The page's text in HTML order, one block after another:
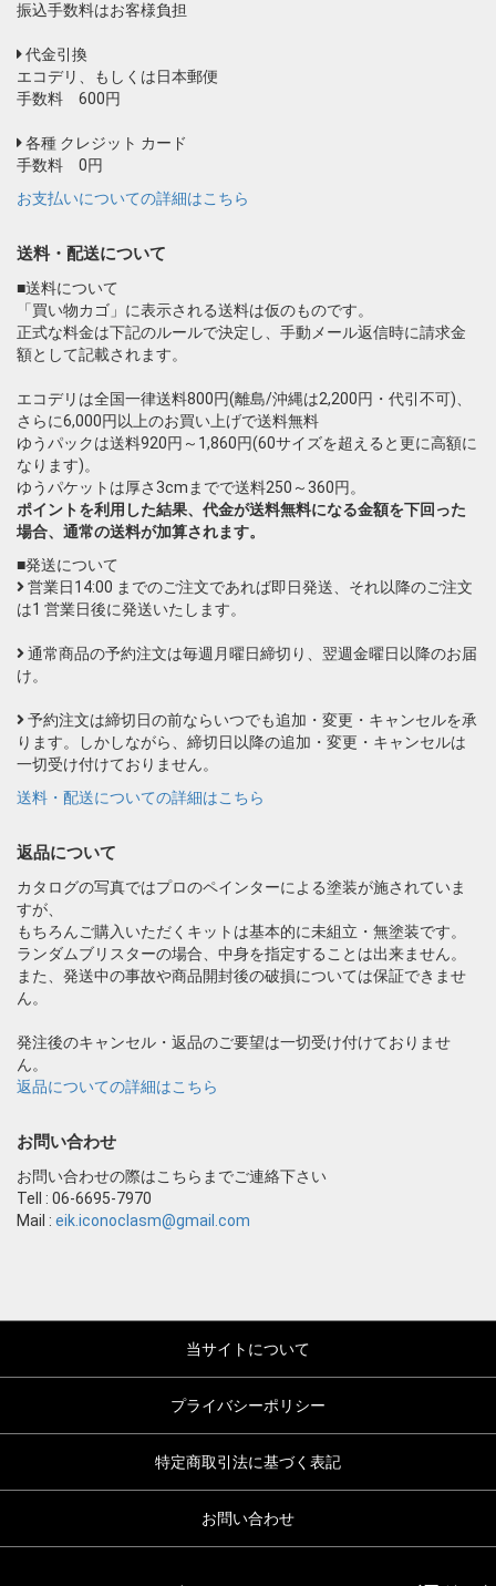
振込手数料はお客様負担
代金引換
エコデリ、もしくは日本郵便
手数料 600円
各種 クレジット カード
手数料 0円
お支払いについての詳細はこちら
送料・配送について
■送料について
「買い物カゴ」に表示される送料は仮のものです。
正式な料金は下記のルールで決定し、手動メール返信時に請求金
額として記載されます。
エコデリは全国一律送料800円(離島/沖縄は2,200円・代引不可)、
さらに6,000円以上のお買い上げで送料無料
ゆうパックは送料920円～1,860円(60サイズを超えると更に高額に
なります)。
ゆうパケットは厚さ3cmまでで送料250～360円。
ポイントを利用した結果、代金が送料無料になる金額を下回った
場合、通常の送料が加算されます。
■発送について
営業日14:00 までのご注文であれば即日発送、それ以降のご注文
は1 営業日後に発送いたします。
通常商品の予約注文は毎週月曜日締切り、翌週金曜日以降のお届
け。
予約注文は締切日の前ならいつでも追加・変更・キャンセルを承
ります。しかしながら、締切日以降の追加・変更・キャンセルは
一切受け付けておりません。
送料・配送についての詳細はこちら
返品について
カタログの写真ではプロのペインターによる塗装が施されていま
すが、
もちろんご購入いただくキットは基本的に未組立・無塗装です。
ランダムブリスターの場合、中身を指定することは出来ません。
また、発送中の事故や商品開封後の破損については保証できませ
ん。
発注後のキャンセル・返品のご要望は一切受け付けておりませ
ん。
返品についての詳細はこちら
お問い合わせ
お問い合わせの際はこちらまでご連絡下さい
Tell : 06-6695-7970
Mail : eik.iconoclasm@gmail.com
当サイトについて
プライバシーポリシー
特定商取引法に基づく表記
お問い合わせ